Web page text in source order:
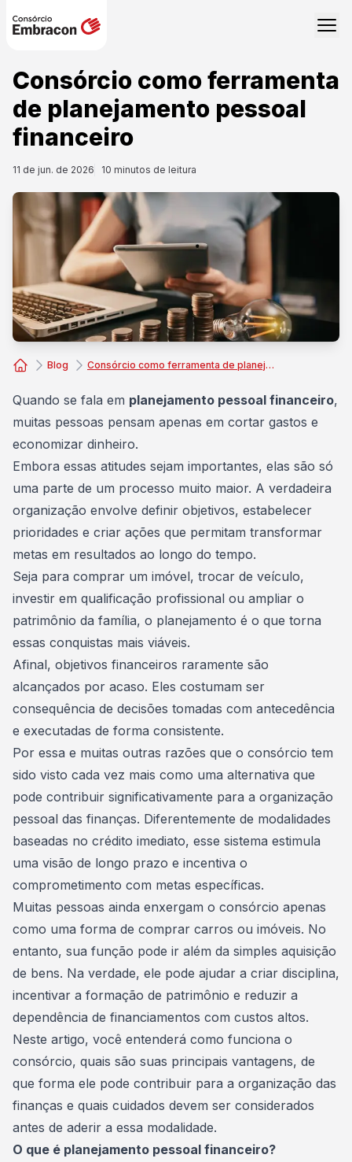
Consórcio como ferramenta
de planejamento pessoal
financeiro
11 de jun. de 2026 10 minutos de leitura
Blog Consórcio como ferramenta de planejamento pessoal financeiro
Quando se fala em planejamento pessoal financeiro,
muitas pessoas pensam apenas em cortar gastos e
economizar dinheiro.
Embora essas atitudes sejam importantes, elas são só
uma parte de um processo muito maior. A verdadeira
organização envolve definir objetivos, estabelecer
prioridades e criar ações que permitam transformar
metas em resultados ao longo do tempo.
Seja para comprar um imóvel, trocar de veículo,
investir em qualificação profissional ou ampliar o
patrimônio da família, o planejamento é o que torna
essas conquistas mais viáveis.
Afinal, objetivos financeiros raramente são
alcançados por acaso. Eles costumam ser
consequência de decisões tomadas com antecedência
e executadas de forma consistente.
Por essa e muitas outras razões que o consórcio tem
sido visto cada vez mais como uma alternativa que
pode contribuir significativamente para a organização
pessoal das finanças. Diferentemente de modalidades
baseadas no crédito imediato, esse sistema estimula
uma visão de longo prazo e incentiva o
comprometimento com metas específicas.
Muitas pessoas ainda enxergam o consórcio apenas
como uma forma de comprar carros ou imóveis. No
entanto, sua função pode ir além da simples aquisição
de bens. Na verdade, ele pode ajudar a criar disciplina,
incentivar a formação de patrimônio e reduzir a
dependência de financiamentos com custos altos.
Neste artigo, você entenderá como funciona o
consórcio, quais são suas principais vantagens, de
que forma ele pode contribuir para a organização das
finanças e quais cuidados devem ser considerados
antes de aderir a essa modalidade.
O que é planejamento pessoal financeiro?